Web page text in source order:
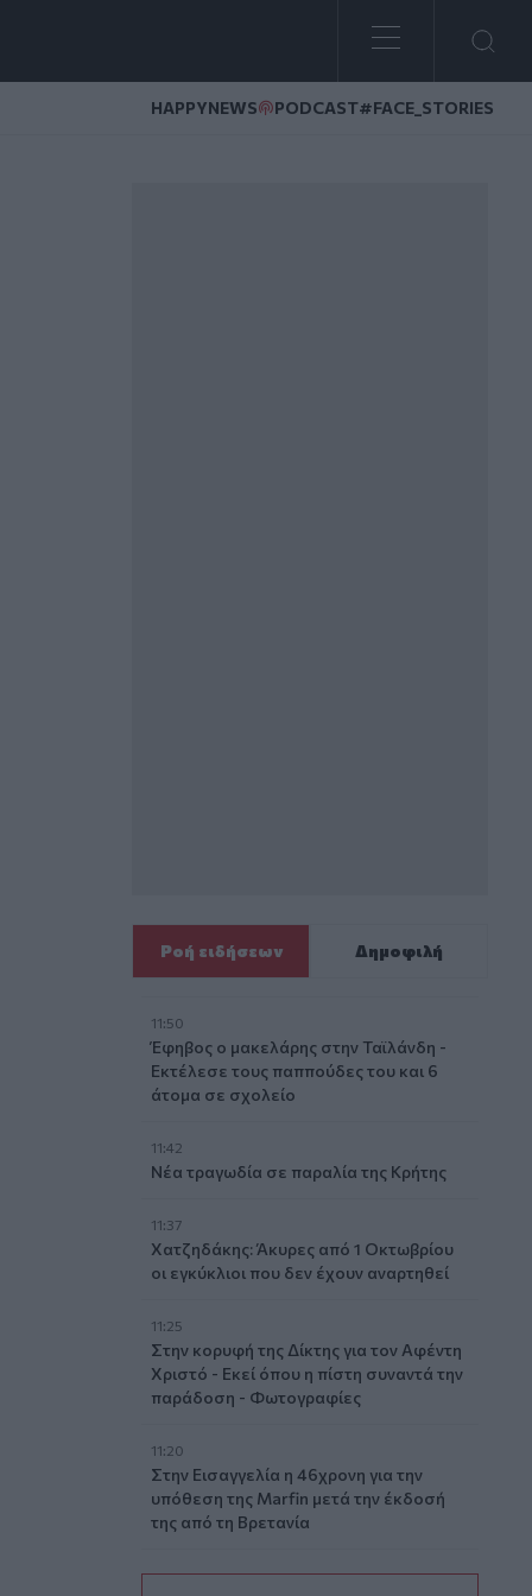
HAPPYNEWS PODCAST#FACE_STORIES
Ροή ειδήσεων Δημοφιλή
11:50
Έφηβος ο μακελάρης στην Ταϊλάνδη -
Εκτέλεσε τους παππούδες του και 6
άτομα σε σχολείο
11:42
Νέα τραγωδία σε παραλία της Κρήτης
11:37
Χατζηδάκης: Άκυρες από 1 Οκτωβρίου
οι εγκύκλιοι που δεν έχουν αναρτηθεί
11:25
Στην κορυφή της Δίκτης για τον Αφέντη
Χριστό - Εκεί όπου η πίστη συναντά την
παράδοση - Φωτογραφίες
11:20
Στην Εισαγγελία η 46χρονη για την
υπόθεση της Marfin μετά την έκδοσή
της από τη Βρετανία
11:11